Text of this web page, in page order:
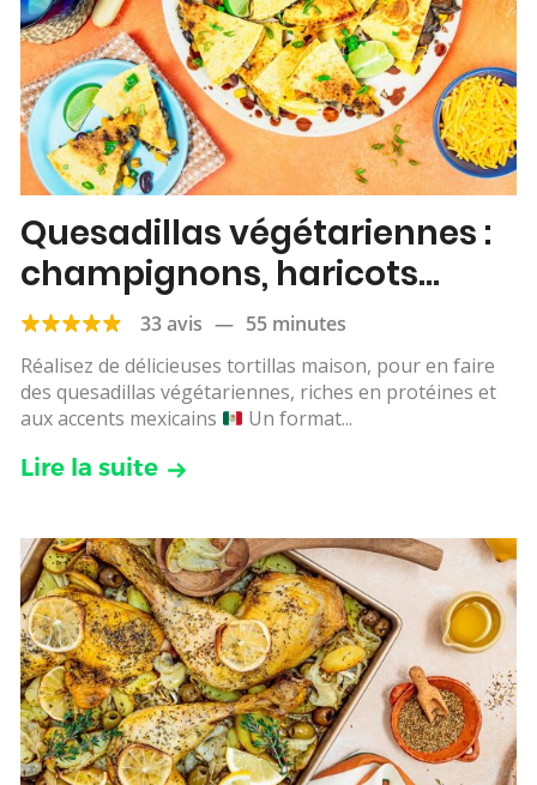
Quesadillas végétariennes :
champignons, haricots
rouges, maïs & cheddar
33 avis — 55 minutes
Réalisez de délicieuses tortillas maison, pour en faire
des quesadillas végétariennes, riches en protéines et
aux accents mexicains
Un format...
Lire la suite